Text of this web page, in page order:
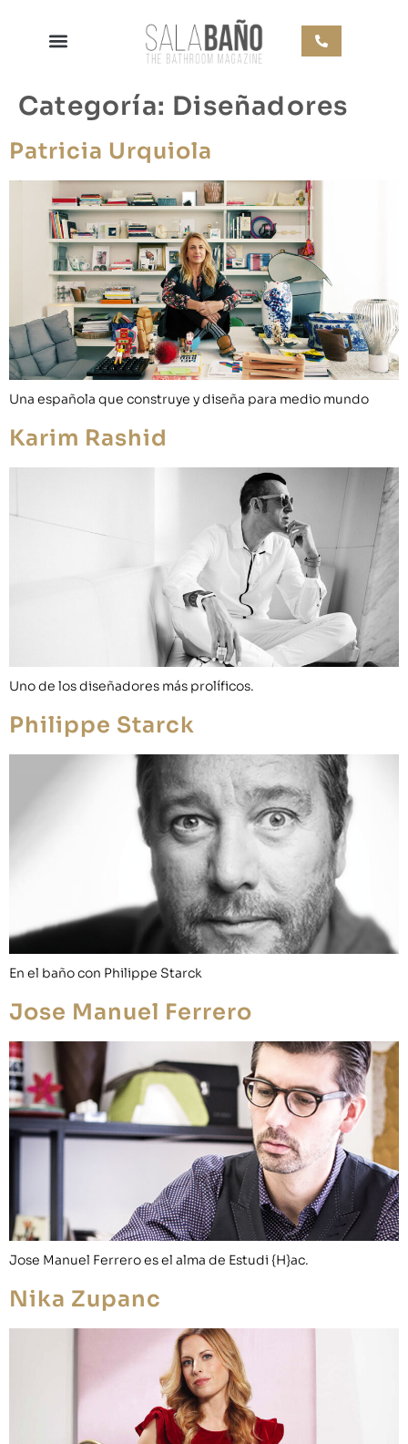
Categoría: Diseñadores
Patricia Urquiola
Una española que construye y diseña para medio mundo
Karim Rashid
Uno de los diseñadores más prolíficos.
Philippe Starck
En el baño con Philippe Starck
Jose Manuel Ferrero
Jose Manuel Ferrero es el alma de Estudi {H}ac.
Nika Zupanc